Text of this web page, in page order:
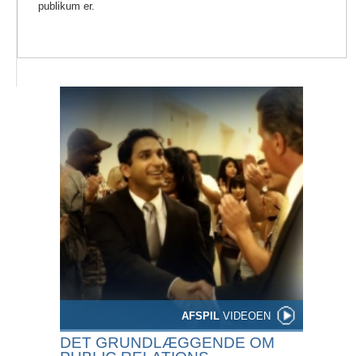
AFSPIL VIDEOEN
DET GRUNDLÆGGENDE OM
publikum er.